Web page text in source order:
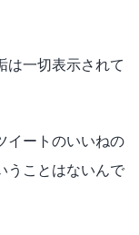
は一切表示されて
イートのいいねの
うことはないんで